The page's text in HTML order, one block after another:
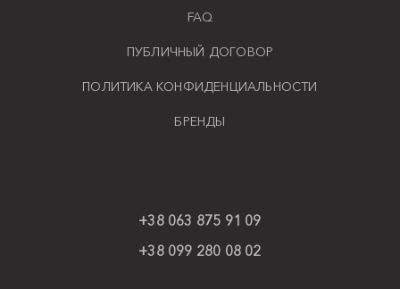
FAQ
ПУБЛИЧНЫЙ ДОГОВОР
ПОЛИТИКА КОНФИДЕНЦИАЛЬНОСТИ
БРЕНДЫ
+38 063 875 91 09
+38 099 280 08 02